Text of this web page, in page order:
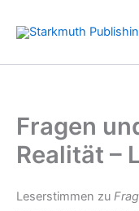
Inhalt
Fragen
Realität –
Leserstimmen zu